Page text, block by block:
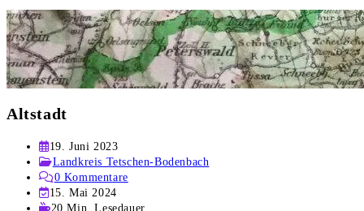
durchsuchen
Altstadt
Beitrag
veröffentlicht:
19. Juni 2023
Beitrags-
Kategorie:
Landkreis Tetschen-Bodenbach
Beitrags-
Kommentare:
0 Kommentare
Beitrag
zuletzt
15. Mai 2024
Lesedauer:
20 Min. Lesedauer